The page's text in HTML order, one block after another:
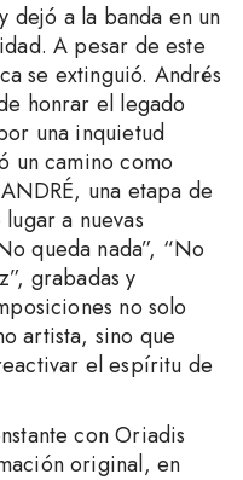
dejó a la banda en un
A pesar de este
se extinguió. Andrés
honrar el legado
una inquietud
un camino como
una etapa de
a nuevas
queda nada”, “No
grabadas y
no solo
artista, sino que
el espíritu de
con Oriadis
original, en